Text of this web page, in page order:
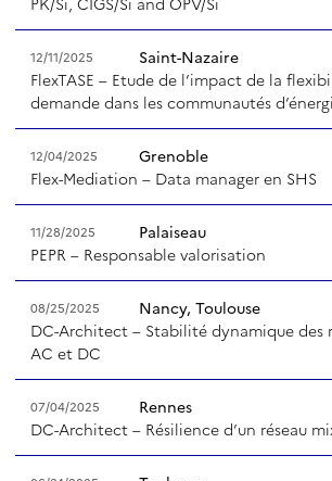
Versailles
12/11/2025
FlexTASE – Etude de l’impact de la
demande dans les communautés
Saint-Nazaire
12/04/2025
Flex-Mediation – Data manager en SHS
Grenoble
11/28/2025
PEPR – Responsable valorisation
Palaiseau
08/25/2025
DC-Architect – Stabilité dynamique des
AC et DC
Nancy, Toulouse
07/04/2025
DC-Architect – Résilience d’un réseau
Rennes